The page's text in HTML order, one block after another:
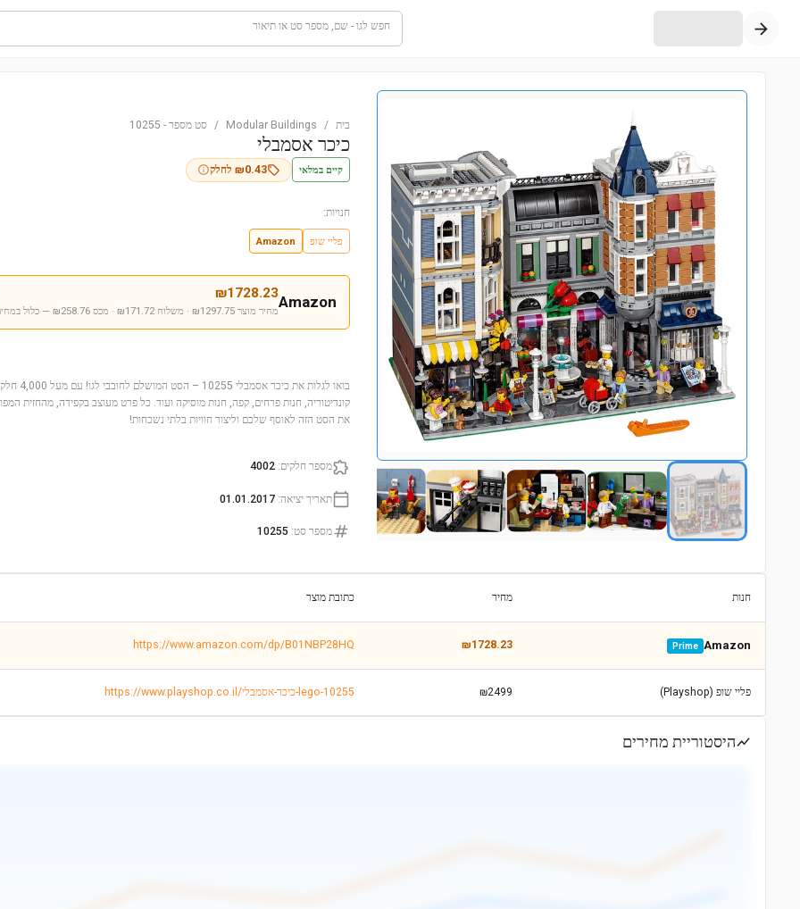
חפש לגו - שם, מספר סט או תיאור
בית /
Modular Buildings
/ סט מספר -
10255
כיכר אסמבלי
קיים במלאי ₪0.43 לחלק
חנויות:
פליי שופ Amazon
Amazon
₪1728.23
מחיר מוצר ₪1297.75 · משלוח ₪171.72 · מכס ₪258.76 — כלול
בואו
קונדיטוריה, חנות פרחים, קפה, חנות מוסיקה ועוד. כל פרט מעוצב בקפידה, מהחזית
את הסט הזה לאוסף שלכם וליצור חוויות בלתי נשכחות!
מספר חלקים:
4002
תאריך יציאה:
01.01.2017
מספר סט:
10255
חנות מחיר כתובת מוצר
Amazon
Prime
₪1728.23
https://www.amazon.com/dp/B01NBP28HQ
פליי שופ (Playshop) ₪2499 https://www.playshop.co.il/כיכר-אסמבלי-lego-10255
היסטוריית מחירים